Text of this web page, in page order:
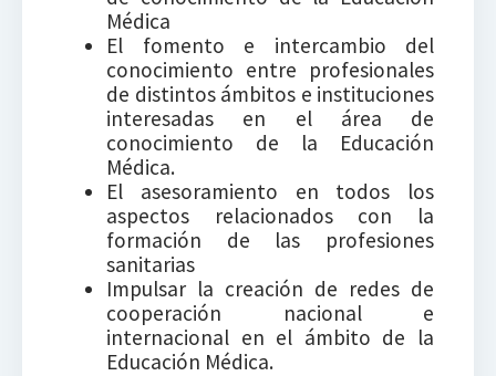
Médica
El fomento e intercambio del
conocimiento entre profesionales
de distintos ámbitos e instituciones
interesadas en el área de
conocimiento de la Educación
Médica.
El asesoramiento en todos los
aspectos relacionados con la
formación de las profesiones
sanitarias
Impulsar la creación de redes de
cooperación nacional e
internacional en el ámbito de la
Educación Médica.